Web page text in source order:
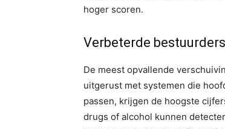
hoger scoren.
Verbeterde
De meest opvallende
uitgerust met systemen die
passen, krijgen de hoogste
drugs of alcohol kunnen